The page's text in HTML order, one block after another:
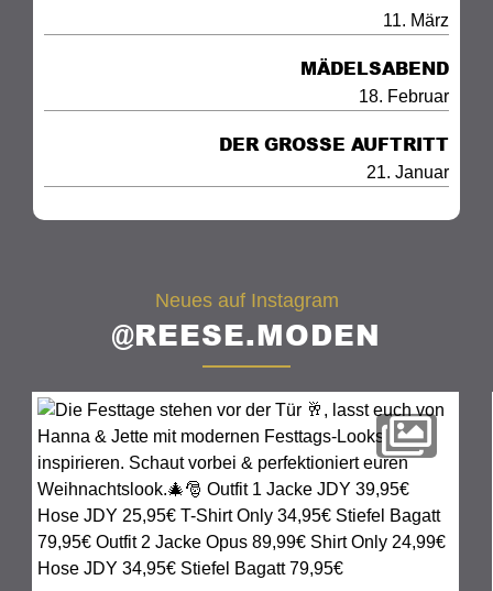
11. März
MÄDELSABEND
18. Februar
DER GROSSE AUFTRITT
21. Januar
Neues auf Instagram
@REESE.MODEN